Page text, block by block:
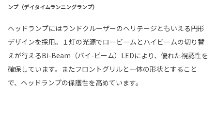
ンプ（デイタイムランニングランプ）
ヘッドランプにはランドクルーザーのヘリテージともいえる円形
デザインを採用。１灯の光源でロービームとハイビームの切り替
えが行えるBi-Beam（バイ-ビーム）LEDにより、優れた視認性を
確保しています。またフロントグリルと一体の形状とすること
で、ヘッドランプの保護性を高めています。